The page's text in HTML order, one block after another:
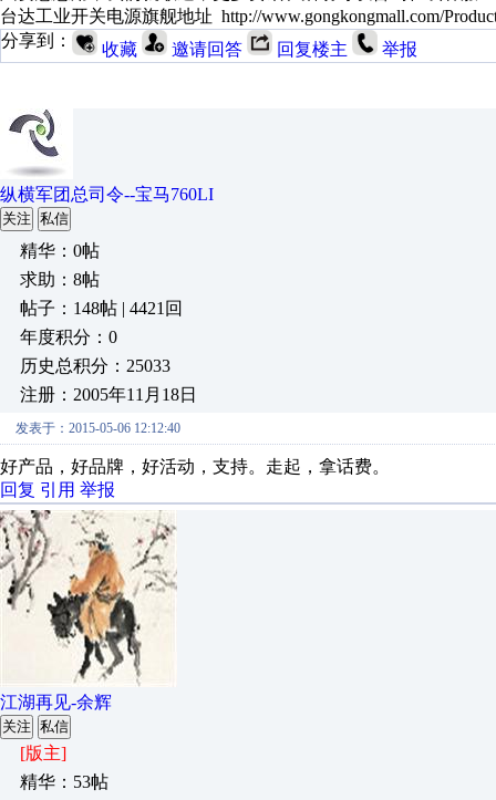
台达工业开关电源旗舰地址 http://www.gongkongmall.com/
分享到：
收藏 邀请回答 回复楼主 举报
纵横军团总司令--宝马760LI
关注 私信
精华：0帖
求助：8帖
帖子：148帖 | 4421回
年度积分：0
历史总积分：25033
注册：2005年11月18日
发表于：2015-05-06 12:12:40
好产品，好品牌，好活动，支持。走起，拿话费。
回复 引用 举报
江湖再见-余辉
关注 私信
[版主]
精华：53帖